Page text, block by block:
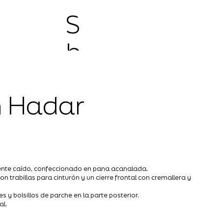
S
h
p
Hadar
caído, confeccionado en pana acanalada.
trabillas para cinturón y un cierre frontal con cremallera y
y bolsillos de parche en la parte posterior.